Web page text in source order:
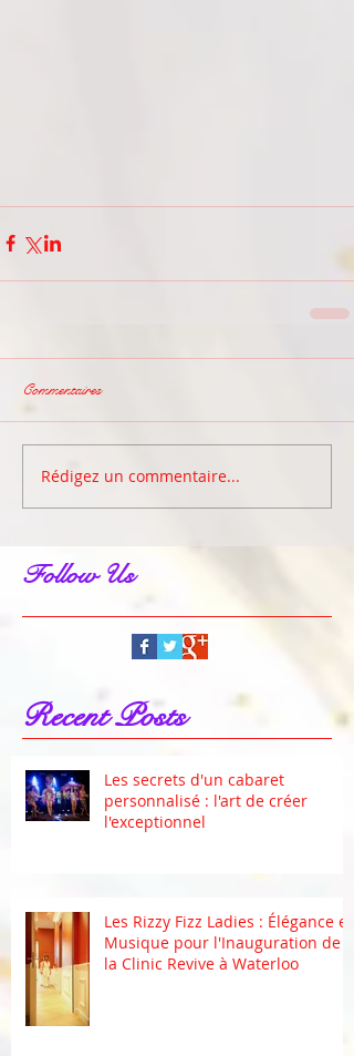
Commentaires
Rédigez un commentaire...
Follow Us
Recent Posts
Les secrets d'un cabaret
personnalisé : l'art de créer
l'exceptionnel
Les Rizzy Fizz Ladies : Élégance et
Musique pour l'Inauguration de
la Clinic Revive à Waterloo